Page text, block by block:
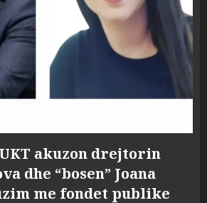
akuzon drejtorin
dhe “bosen” Joana
me fondet publike